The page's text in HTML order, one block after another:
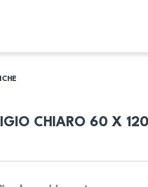
CHIARO 60 X 120